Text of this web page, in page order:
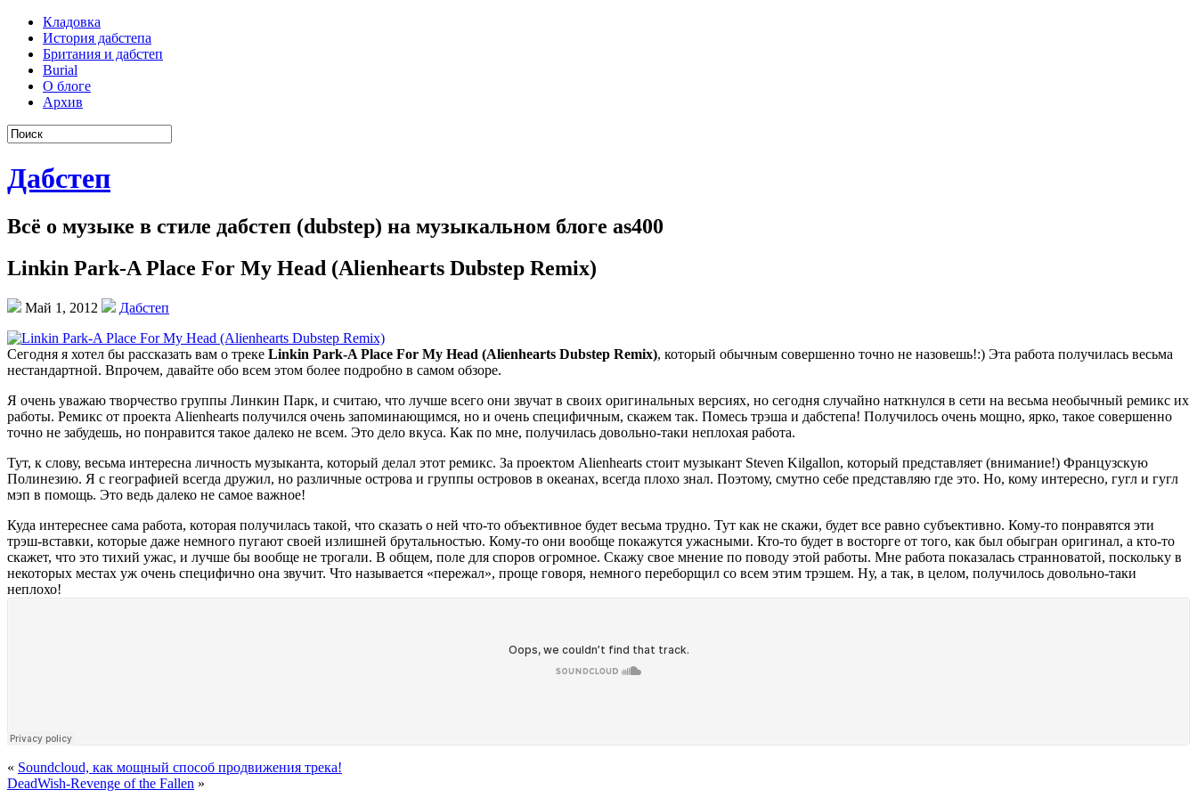
Кладовка
История дабстепа
Британия и дабстеп
Burial
О блоге
Архив
Дабстеп
Всё о музыке в стиле дабстеп (dubstep) на музыкальном блоге as400
Linkin Park-A Place For My Head (Alienhearts Dubstep Remix)
Май 1, 2012 Дабстеп
Сегодня я хотел бы рассказать вам о треке Linkin Park-A Place For My Head (Alienhearts Dubstep Remix), который обычным совершенно точно не назовешь!:) Эта работа получилась весьма
нестандартной. Впрочем, давайте обо всем этом более подробно в самом обзоре.
Я очень уважаю творчество группы Линкин Парк, и считаю, что лучше всего они звучат в своих оригинальных версиях, но сегодня случайно наткнулся в сети на весьма необычный ремикс их
работы. Ремикс от проекта Alienhearts получился очень запоминающимся, но и очень специфичным, скажем так. Помесь трэша и дабстепа! Получилось очень мощно, ярко, такое совершенно
точно не забудешь, но понравится такое далеко не всем. Это дело вкуса. Как по мне, получилась довольно-таки неплохая работа.
Тут, к слову, весьма интересна личность музыканта, который делал этот ремикс. За проектом Alienhearts стоит музыкант Steven Kilgallon, который представляет (внимание!) Французскую
Полинезию. Я с географией всегда дружил, но различные острова и группы островов в океанах, всегда плохо знал. Поэтому, смутно себе представляю где это. Но, кому интересно, гугл и гугл
мэп в помощь. Это ведь далеко не самое важное!
Куда интереснее сама работа, которая получилась такой, что сказать о ней что-то объективное будет весьма трудно. Тут как не скажи, будет все равно субъективно. Кому-то понравятся эти
трэш-вставки, которые даже немного пугают своей излишней брутальностью. Кому-то они вообще покажутся ужасными. Кто-то будет в восторге от того, как был обыгран оригинал, а кто-то
скажет, что это тихий ужас, и лучше бы вообще не трогали. В общем, поле для споров огромное. Скажу свое мнение по поводу этой работы. Мне работа показалась странноватой, поскольку в
некоторых местах уж очень специфично она звучит. Что называется «пережал», проще говоря, немного переборщил со всем этим трэшем. Ну, а так, в целом, получилось довольно-таки
неплохо!
« Soundcloud, как мощный способ продвижения трека!
DeadWish-Revenge of the Fallen »